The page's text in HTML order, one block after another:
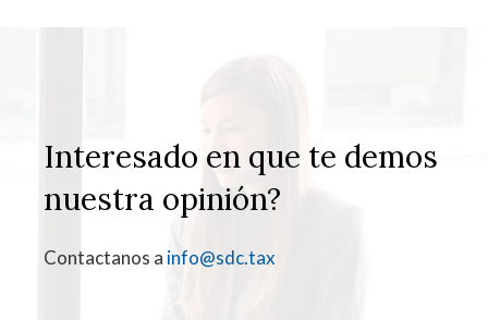
Interesado en que te demos
nuestra opinión?
Contactanos a info@sdc.tax